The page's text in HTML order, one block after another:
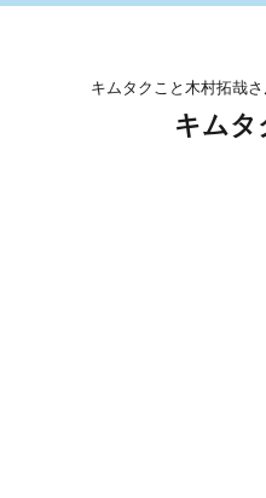
キムタクこと木村拓哉
キムタ